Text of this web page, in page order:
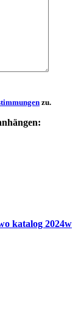
zu.